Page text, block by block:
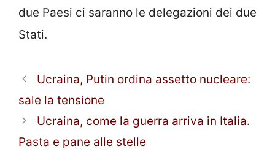
due Paesi ci saranno le delegazioni dei due
Stati.
Ucraina, Putin ordina assetto nucleare:
sale la tensione
Ucraina, come la guerra arriva in Italia.
Pasta e pane alle stelle